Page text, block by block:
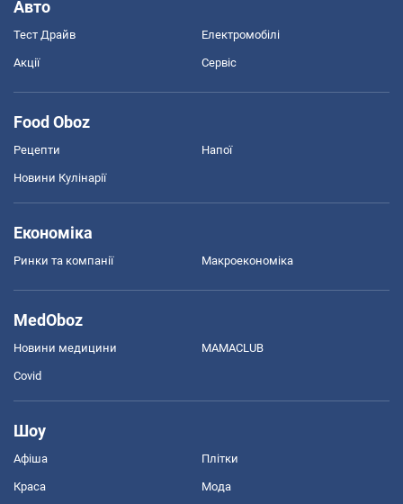
Авто
Тест Драйв Електромобілі
Акції Сервіс
Food Oboz
Рецепти Напої
Новини Кулінарії
Економіка
Ринки та компанії Макроекономіка
MedOboz
Новини медицини MAMACLUB
Covid
Шоу
Афіша Плітки
Краса Мода